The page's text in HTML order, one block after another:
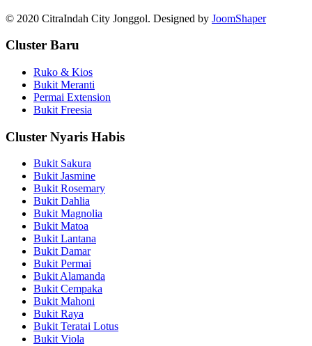
© 2020 CitraIndah City Jonggol. Designed by JoomShaper
Cluster Baru
Ruko & Kios
Bukit Meranti
Permai Extension
Bukit Freesia
Cluster Nyaris Habis
Bukit Sakura
Bukit Jasmine
Bukit Rosemary
Bukit Dahlia
Bukit Magnolia
Bukit Matoa
Bukit Lantana
Bukit Damar
Bukit Permai
Bukit Alamanda
Bukit Cempaka
Bukit Mahoni
Bukit Raya
Bukit Teratai Lotus
Bukit Viola